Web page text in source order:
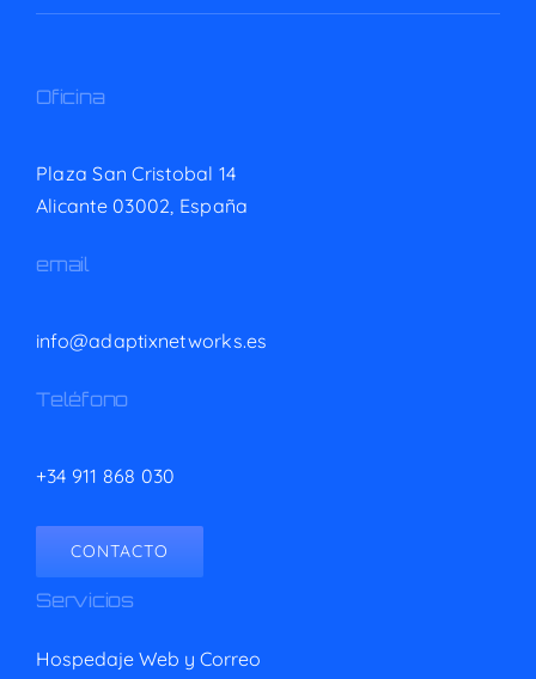
Oficina
Plaza San Cristobal 14
Alicante 03002, España
email
info@adaptixnetworks.es
Teléfono
+34 911 868 030
CONTACTO
Servicios
Hospedaje Web y Correo